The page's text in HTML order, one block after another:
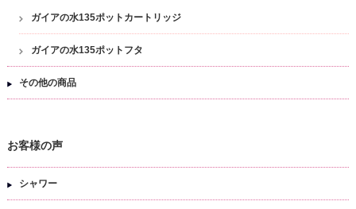
ガイアの水135ポットカートリッジ
ガイアの水135ポットフタ
その他の商品
お客様の声
シャワー